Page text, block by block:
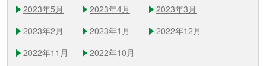
2023年5月
2023年4月
2023年3月
2023年2月
2023年1月
2022年12月
2022年11月
2022年10月